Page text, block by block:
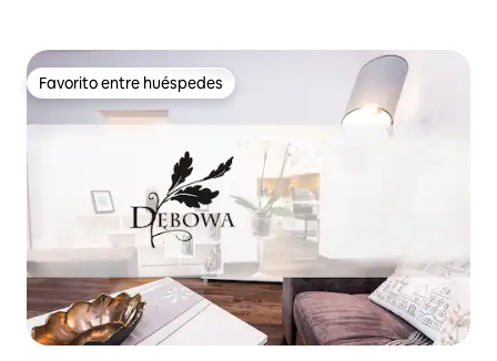
Favorito entre huéspedes
Favorito entre huéspedes